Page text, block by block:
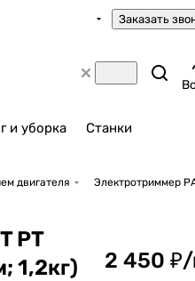
Заказать
и уборка Станки
двигателя
Электротриммер
PT
1,2кг)
2 450 ₽/